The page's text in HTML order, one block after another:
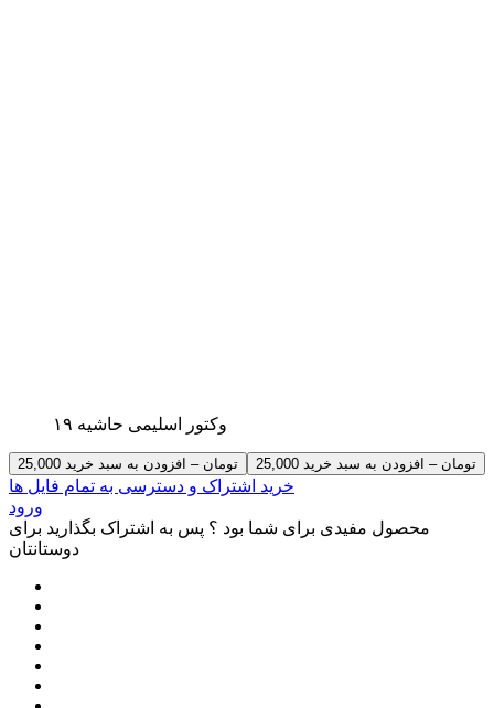
وکتور اسلیمی حاشیه ۱۹
25,000 تومان – افزودن به سبد خرید
خرید اشتراک و دسترسی به تمام فایل ها
ورود
محصول مفیدی برای شما بود ؟ پس به اشتراک بگذارید برای
دوستانتان